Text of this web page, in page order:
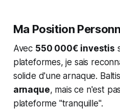
Ma Position
Avec 550 000€ investis
plateformes, je sais
solide d'une arnaque.
arnaque, mais ce n'est
plateforme "tranquille".